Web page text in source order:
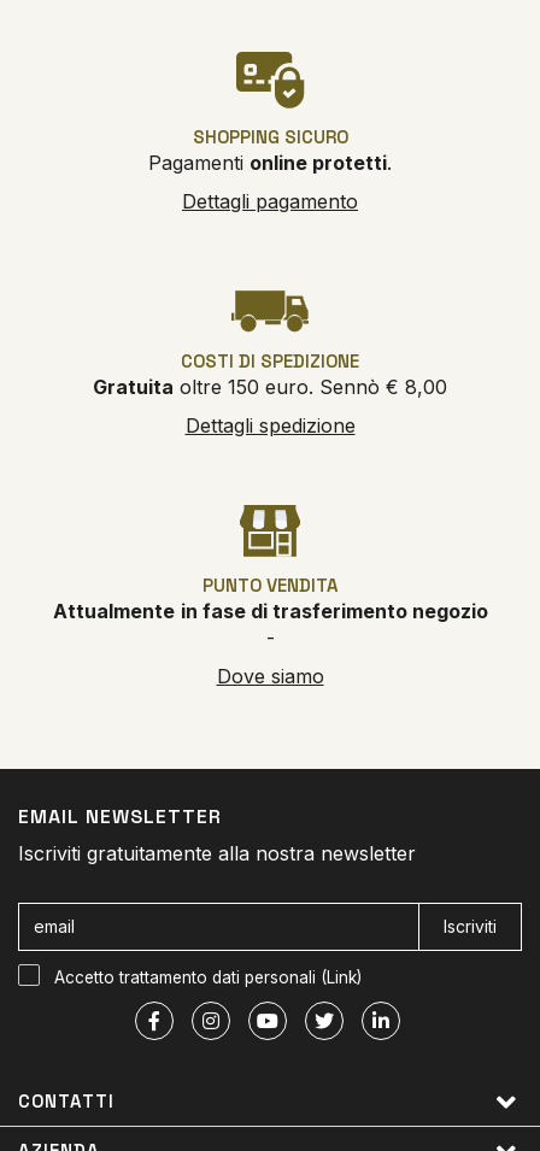
SHOPPING SICURO
Pagamenti online protetti.
Dettagli pagamento
COSTI DI SPEDIZIONE
Gratuita oltre 150 euro. Sennò € 8,00
Dettagli spedizione
PUNTO VENDITA
Attualmente in fase di trasferimento negozio
-
Dove siamo
EMAIL NEWSLETTER
Iscriviti gratuitamente alla nostra newsletter
Iscriviti
Accetto trattamento dati personali (Link)
CONTATTI